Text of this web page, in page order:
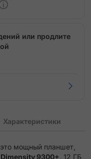
или продлите
Характеристики
мощный планшет,
Dimensity 9300+
, 12 ГБ